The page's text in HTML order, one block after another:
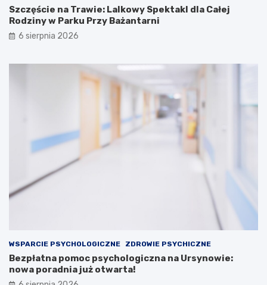
Szczęście na Trawie: Lalkowy Spektakl dla Całej
Rodziny w Parku Przy Bażantarni
6 sierpnia 2026
WSPARCIE PSYCHOLOGICZNE ZDROWIE PSYCHICZNE
Bezpłatna pomoc psychologiczna na Ursynowie:
nowa poradnia już otwarta!